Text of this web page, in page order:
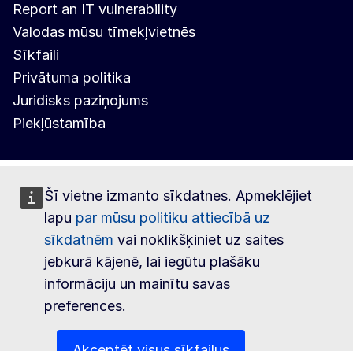
Šī vietne izmanto sīkdatnes. Apmeklējiet
lapu par mūsu politiku attiecībā uz
sīkdatnēm vai noklikšķiniet uz saites
jebkurā kājenē, lai iegūtu plašāku
informāciju un mainītu savas
preferences.
Report an IT vulnerability
Valodas mūsu tīmekļvietnēs
Sīkfaili
Privātuma politika
Juridisks paziņojums
Piekļūstamība